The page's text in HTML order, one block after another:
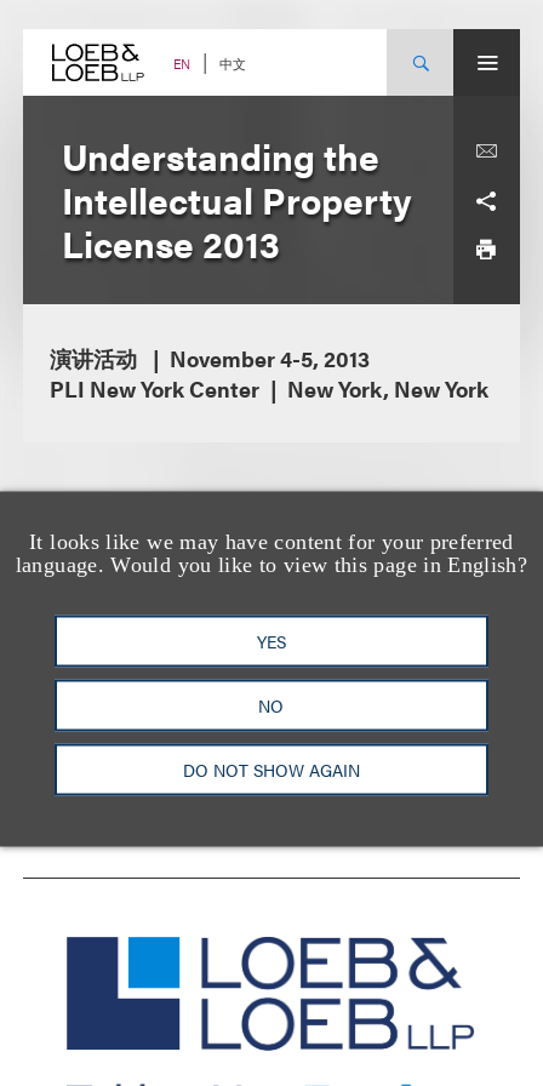
content EN 中文
It looks like we may have content for your preferred
language. Would you like to view this page in English?
YES
NO
DO NOT SHOW AGAIN
Understanding the
Intellectual Property
License 2013
演讲活动
November 4-5, 2013
PLI New York Center
New York, New York
洛杉矶 纽约 芝加哥
那什维尔
旧金山
香港
Facebook X
联系我们
隐私政策 使用条款 订阅中心